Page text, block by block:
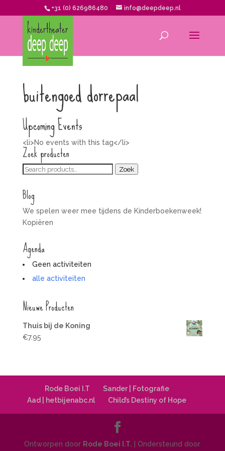
+31 (0) 626986480 info@deepdeep.nl
buitengoed dorrepaal
Upcoming Events
<li>No events with this tag</li>
Zoek producten
Zoeken
Zoek
Blog
We spelen weer mee tijdens de Kinderboekenweek!
Kopiëren
Agenda
Geen activiteiten
alle activiteiten
Nieuwe Producten
Thuis bij de Koning
€7.95
Rode Boei I.T
Sander | Fotografie
Aad | hetbijenabc.nl
Child’s Destiny of Hope
Ontworpen door Rode Boei I.T. | Ondersteund door